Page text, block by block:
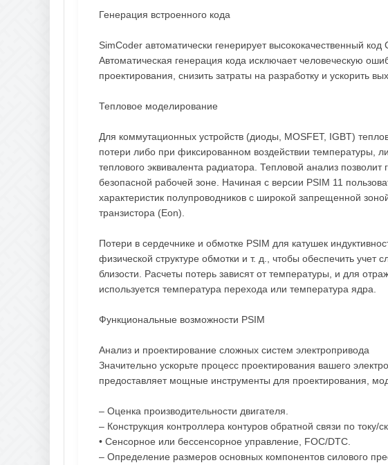
Генерация встроенного кода
SimCoder автоматически генерирует высококачественный код
Автоматическая генерация кода исключает человеческую
проектирования, снизить затраты на разработку и ускорить
Тепловое моделирование
Для коммутационных устройств (диоды, MOSFET, IGBT)
потери либо при фиксированном воздействии температуры,
теплового эквивалента радиатора. Тепловой анализ позволит
безопасной рабочей зоне. Начиная с версии PSIM 11
характеристик полупроводников с широкой запрещенной
транзистора (Eon).
Потери в сердечнике и обмотке PSIM для катушек
физической структуре обмотки и т. д., чтобы обеспечить учет
близости. Расчеты потерь зависят от температуры, и для
используется температура перехода или температура ядра.
Функциональные возможности PSIM
Анализ и проектирование сложных систем электропривода
Значительно ускорьте процесс проектирования вашего
предоставляет мощные инструменты для проектирования,
– Оценка производительности двигателя.
– Конструкция контроллера контуров обратной связи по току/
• Сенсорное или бессенсорное управление, FOC/DTC.
– Определение размеров основных компонентов силового